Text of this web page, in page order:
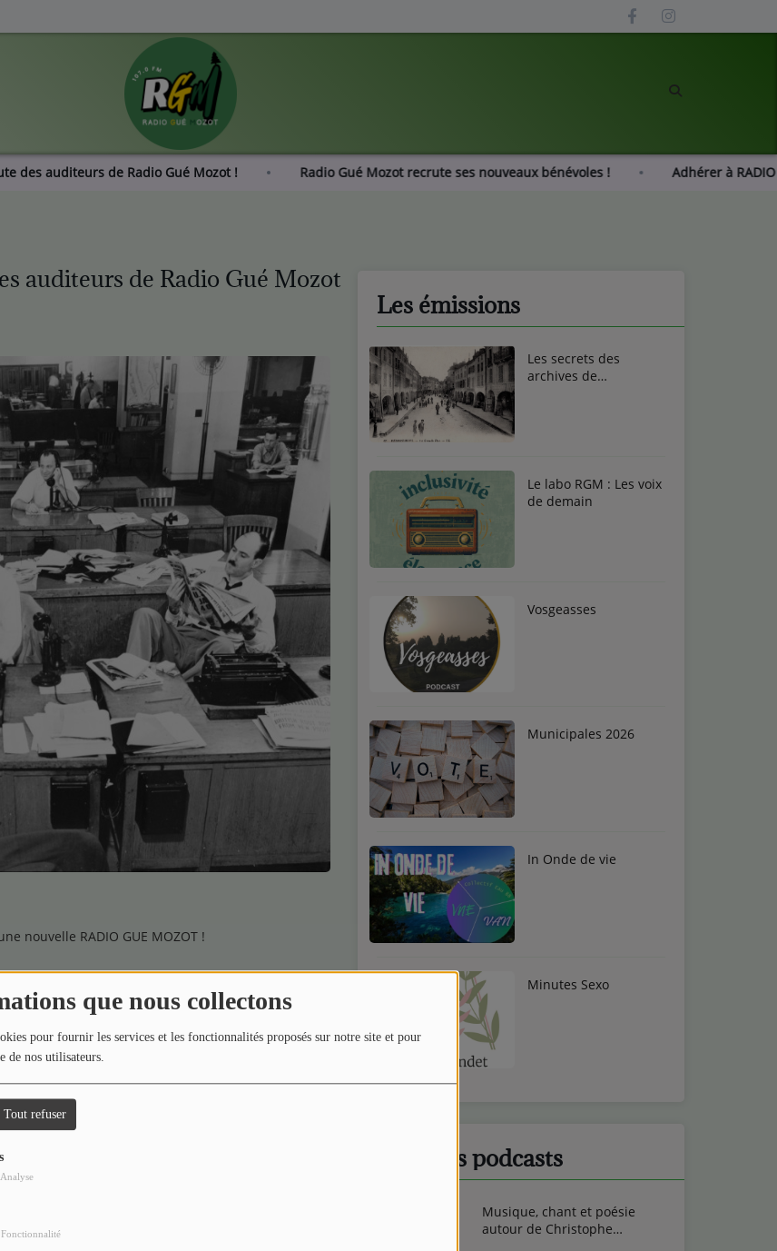
que nous collectons
pour fournir les services et les fonctionnalités proposés sur notre site et pour
de nos utilisateurs.
Tout refuser
l'écoute des auditeurs de Radio Gué Mozot ! Radio Gué Mozot recrute ses nouveaux bénévoles ! Adhérer à
auditeurs de Radio Gué Mozot
nouvelle RADIO GUE MOZOT !
fidélité !
Les émissions
Les secrets des
archives de
Le labo RGM : Les voix
de demain
Vosgeasses
Municipales 2026
In Onde de vie
Minutes Sexo
Derniers podcasts
Musique, chant et poésie
autour de Christophe